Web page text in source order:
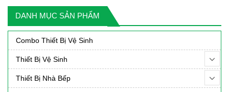
DANH MỤC SẢN PHẨM
Combo Thiết Bị Vệ Sinh
Thiết Bị Vệ Sinh
Thiết Bị Nhà Bếp
1,530,000₫. là:
1,390,000₫.